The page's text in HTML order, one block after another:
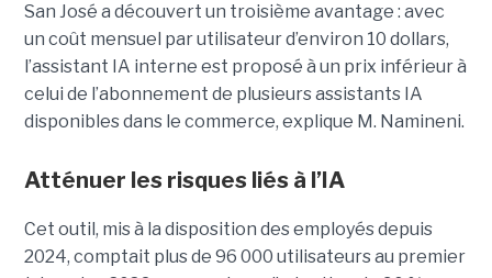
San José a découvert un troisième avantage : avec
un coût mensuel par utilisateur d’environ 10 dollars,
l’assistant IA interne est proposé à un prix inférieur à
celui de l’abonnement de plusieurs assistants IA
disponibles dans le commerce, explique M. Namineni.
Atténuer les risques liés à l’IA
Cet outil, mis à la disposition des employés depuis
2024, comptait plus de 96 000 utilisateurs au premier